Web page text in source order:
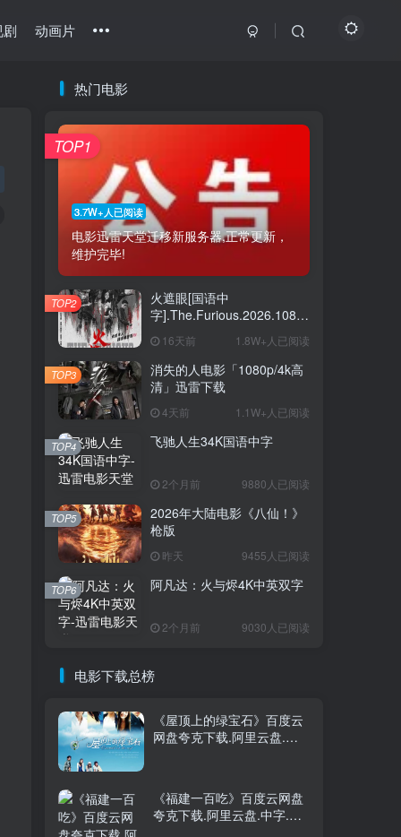
剧 动画片
热门电影
3.7W+人已阅读
电影迅雷天堂迁移新服务器,正常更新，
维护完毕!
TOP1
火遮眼[国语中
字].The.Furious.2026.1080p+2160p
16天前 1.8W+人已阅读
TOP2
消失的人电影「1080p/4k高
清」迅雷下载
4天前 1.1W+人已阅读
TOP3
飞驰人生34K国语中字
2个月前 9880人已阅读
TOP4
2026年大陆电影《八仙！》
枪版
昨天 9455人已阅读
TOP5
阿凡达：火与烬4K中英双字
2个月前 9030人已阅读
TOP6
电影下载总榜
《屋顶上的绿宝石》百度云
网盘夸克下载.阿里云盘.中
《福建一百吃》百度云网盘
夸克下载.阿里云盘.中字.
最近更新
《如约而至》百度云网盘夸克下载.阿里云盘.中字.(2026)
《青春碎片》百度云网盘夸克下载.阿里云盘.中字.(2026)
《突如其来的假期》百度云网盘夸克.阿里下载.中字.(2021)
4 《换座位后，发现身后的男生好像喜欢我》百度云网盘夸克下载.阿里云盘.中字.(2026)
5 《波兰家族 第三季》百度云网盘夸克下载.阿里云盘.中字.(2026)
6 《鸡肉帝国：快餐阴谋》百度云网盘夸克下载.阿里云盘.中字.(2026)
3.7W+人已阅读
电影迅雷天堂迁移新服务器,正常更新，
维护完毕!
TOP1
高清下载
TOP2
消失的人电影「1080p/4k高
清」迅雷下载
4天前 1.1W+人已阅读
TOP3
飞驰人生34K国语中字
TOP4
2026年大陆电影《八仙！》
TOP5